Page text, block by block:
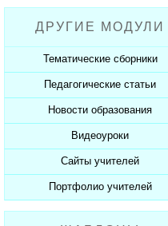
Пожарная безопасность
СанПиНы
Должностные обязанности
Планы, справки, протоколы
Презентации к Дню матери
Презентации к Новому году
Презентации к 23 февраля
Презентации к 8 марта
Презентации к Дню Победы
350 лет Петру I
Разработки учащихся
Софт для учителя
ДРУГИЕ МОДУЛИ
Тематические сборники
Сборники презентаций
Педагогические статьи
Каталог статей
Добавить статью
Новости образования
Новости образования
Видеоуроки
Видеоуроки ЕГЭ и ОГЭ
Сайты учителей
Каталог сайтов
Добавить сайт
Портфолио учителей
Каталог портфолио